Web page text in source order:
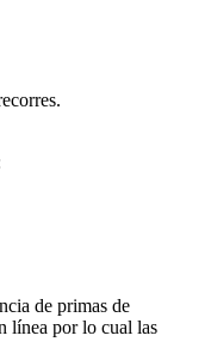
de primas de
línea por lo cual las